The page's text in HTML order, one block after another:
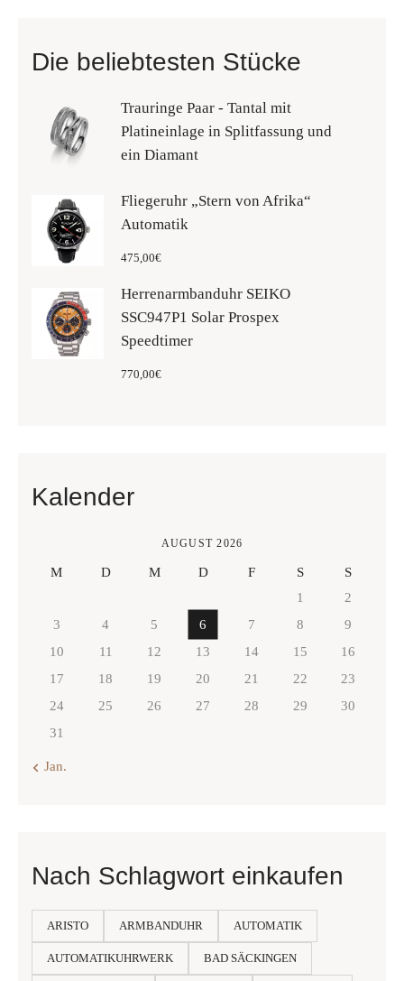
Die beliebtesten Stücke
Trauringe Paar - Tantal mit
Platineinlage in Splitfassung und
ein Diamant
Fliegeruhr „Stern von Afrika“
Automatik
475 00€
Herrenarmbanduhr SEIKO
SSC947P1 Solar Prospex
Speedtimer
770 00€
Kalender
AUGUST 2026
M D M D F S
S
1
2
3
4 5 6 7 8
9
10
11 12 13 14 15
16
17
18 19 20 21 22
23
24
25 26 27 28 29
30
31
« Jan.
Nach Schlagwort einkaufen
ARISTO ARMBANDUHR AUTOMATIK
AUTOMATIKUHRWERK BAD SÄCKINGEN